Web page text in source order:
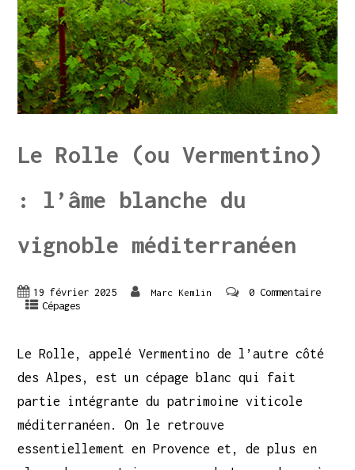
Le Rolle (ou Vermentino)
: l’âme blanche du
vignoble méditerranéen
19 février 2025 Marc Kemlin
0 Commentaire
Cépages
Le Rolle, appelé Vermentino de l’autre côté
des Alpes, est un cépage blanc qui fait
partie intégrante du patrimoine viticole
méditerranéen. On le retrouve
essentiellement en Provence et, de plus en